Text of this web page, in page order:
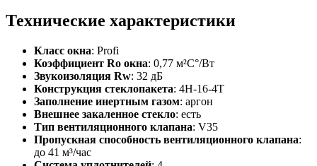
Технические характеристики
Класс окна: Profi
Коэффициент Ro окна: 0,77 м²С°/Вт
Звукоизоляция Rw: 32 дБ
Конструкция стеклопакета: 4H-16-4T
Заполнение инертным газом: аргон
Внешнее закаленное стекло: есть
Тип вентиляционного клапана: V35
Пропускная способность вентиляционного клапана:
до 41 м³/час